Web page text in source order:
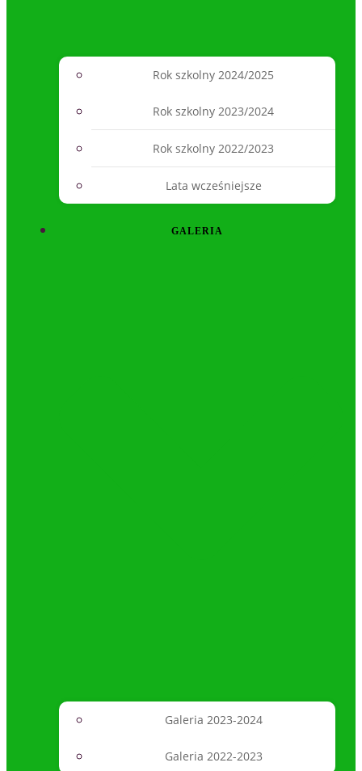
Rok szkolny 2024/2025
Rok szkolny 2023/2024
Rok szkolny 2022/2023
Lata wcześniejsze
GALERIA
Galeria 2023-2024
Galeria 2022-2023